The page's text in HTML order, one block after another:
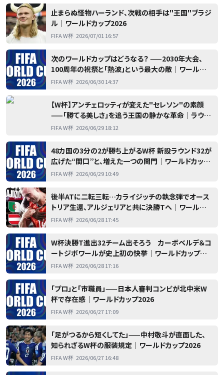
止まらぬ怪物ハーランド、次戦の相手は"王国"ブラジ
ル｜ワールドカップ2026
FIFA W杯 2026/07/01 16:57
次のワールドカップはどうなる？ ——2030年大会、
100周年の祝祭と「熱波」という最大の敵｜ワールドカ
ップ2026
FIFA W杯 2026/06/30 14:37
【W杯】アンチェロッティが変えた"セレソン"の素顔
——「勝てる美しさ」を追う王国の静かな革命｜ラウン
ド32 日本 vs ブラジル
FIFA W杯 2026/06/29 18:12
48カ国の3分の2が勝ち上がるW杯 新設ラウンド32が
広げた“間口”と、増えた一つの関門｜ワールドカップ
2026
FIFA W杯 2026/06/29 10:49
後半ATに二転三転…カライジッチの執念弾でオース
トリア生還、アルジェリアと共に決勝Tへ｜ワールドカ
ップ2026
FIFA W杯 2026/06/28 17:45
W杯決勝T進出32チーム出そろう カーボベルデ＆コ
ートジボワールが史上初の快挙｜ワールドカップ
2026
FIFA W杯 2026/06/28 17:16
「プロ」と「市職員」——日本人審判コンビが北中米W
杯で存在感｜ワールドカップ2026
FIFA W杯 2026/06/27 17:09
「足がつるから短くしてた」——中村敬斗が直面した、
知られざるW杯の服装規定｜ワールドカップ2026
FIFA W杯 2026/06/27 16:48